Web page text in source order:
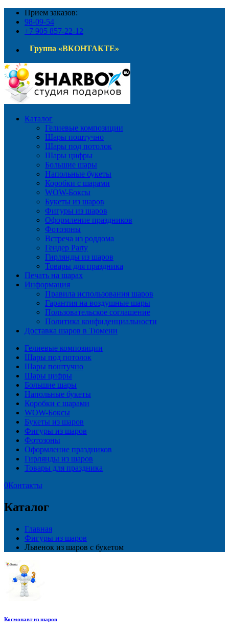
Прием заказов:
98-09-54
+7 905 857-22-12
Группа «ВКОНТАКТЕ»
Каталог
Гелиевые композиции
Шары поштучно
Шары под потолок
Шары цифры
Большие шары
Напольные букеты
Коробки с шарами
WOW-Боксы
Букеты из шаров
Фигуры из шаров
Оформление праздников
Фотозоны
Встреча из роддома
Гендер Party
Гирлянды из шаров
Товары для праздника
Печать на шарах
Информация
Правила использования шаров
Гарантия на воздушные шары
Пользовательское соглашение
Политика конфиденциальности
Доставка шаров в Тюмени
Гелиевые композиции
Шары под потолок
Шары поштучно
Шары цифры
Большие шары
Напольные букеты
Коробки с шарами
WOW-Боксы
Букеты из шаров
Фигуры из шаров
Фотозоны
Оформление праздников
Гирлянды из шаров
Товары для праздника
0Контакты
Каталог
Главная
Фигуры из шаров
Львенок из шаров с букетом
Космонавт из шаров